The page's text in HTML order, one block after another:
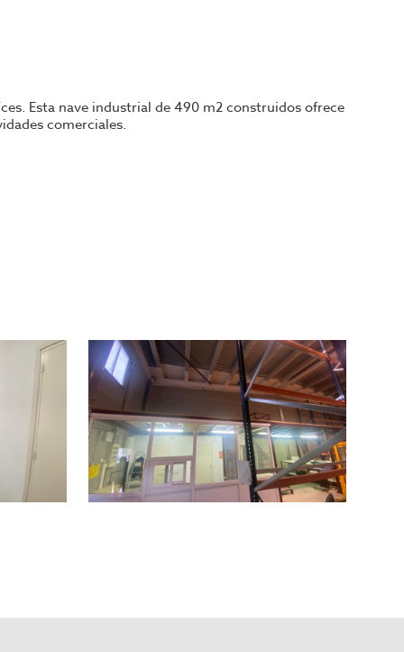
Esta nave industrial de 490 m2 construidos ofrece
comerciales.
la conexión con las redes de transporte
de alarma para garantizar la seguridad.
ante la entrada trasera, la nave facilita la
las instalaciones y características mencionadas. Para
con Inmo Olaya.
única en Riells i Viabrea. Ponte en contacto
futuro empresarial comienza aquí!